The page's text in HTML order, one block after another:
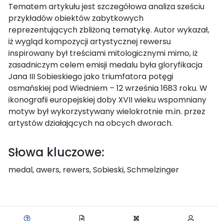
Tematem artykułu jest szczegółowa analiza sześciu
przykładów obiektów zabytkowych
reprezentujących zbliżoną tematykę. Autor wykazał,
iż wygląd kompozycji artystycznej rewersu
inspirowany był treściami mitologicznymi mimo, iż
zasadniczym celem emisji medalu była gloryfikacja
Jana III Sobieskiego jako triumfatora potęgi
osmańskiej pod Wiedniem – 12 września 1683 roku. W
ikonografii europejskiej doby XVII wieku wspomniany
motyw był wykorzystywany wielokrotnie m.in. przez
artystów działających na obcych dworach.
Słowa kluczowe:
medal, awers, rewers, Sobieski, Schmelzinger